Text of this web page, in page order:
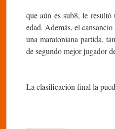
que aún es sub8, le
edad. Además, el
una maratoniana partida,
de segundo mejor jugador
La clasificación final la